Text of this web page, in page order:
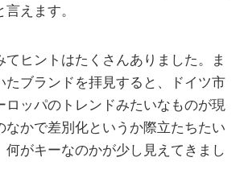
えます。
てヒントはたくさんありました。ま
たブランドを拝見すると、ドイツ市
ロッパのトレンドみたいなものが現
なかで差別化というか際立たちたい
何がキーなのかが少し見えてきまし